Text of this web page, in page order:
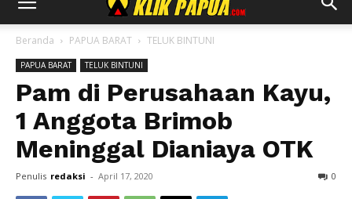
Beranda PAPUA BARAT TELUK BINTUNI
PAPUA BARAT TELUK BINTUNI
Pam di Perusahaan Kayu,
1 Anggota Brimob
Meninggal Dianiaya OTK
Penulis redaksi - April 17, 2020 0